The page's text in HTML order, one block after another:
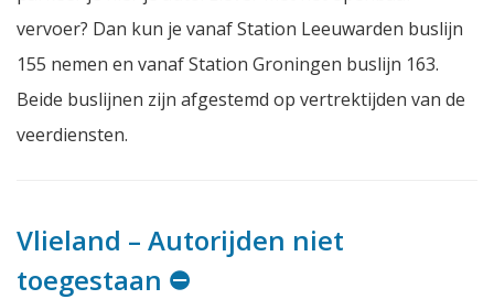
vervoer? Dan kun je vanaf Station Leeuwarden buslijn
155 nemen en vanaf Station Groningen buslijn 163.
Beide buslijnen zijn afgestemd op vertrektijden van de
veerdiensten.
Vlieland – Autorijden niet
toegestaan ⛔️